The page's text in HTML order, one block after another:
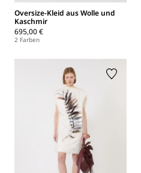
Oversize-Kleid aus Wolle und
Kaschmir
695,00 €
2 Farben